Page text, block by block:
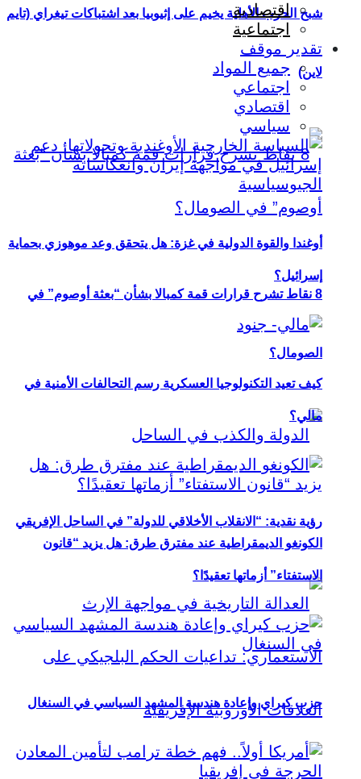
شبح الحرب الأهلية يخيم على إثيوبيا بعد اشتباكات تيغراي (تايم
لاين)
8 نقاط تشرح قرارات قمة كمبالا بشأن “بعثة أوصوم” في
الصومال؟
رؤية نقدية: “الانقلاب الأخلاقي للدولة” في الساحل الإفريقي
اقتصادية
اجتماعية
تقدير موقف
جميع المواد
اجتماعي
اقتصادي
سياسي
أوغندا والقوة الدولية في غزة: هل يتحقق وعد موهوزي بحماية
إسرائيل؟
كيف تعيد التكنولوجيا العسكرية رسم التحالفات الأمنية في
مالي؟
الكونغو الديمقراطية عند مفترق طرق: هل يزيد “قانون
الاستفتاء” أزماتها تعقيدًا؟
حزب كيراي وإعادة هندسة المشهد السياسي في السنغال